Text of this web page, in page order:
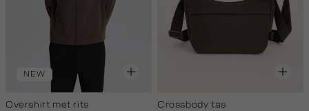
NEW
Overshirt met rits
Crossbody tas